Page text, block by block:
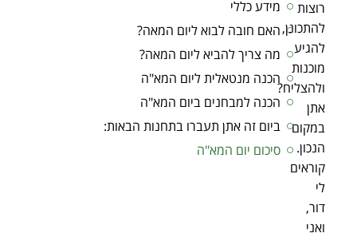
רוצות
להתכונן,
להגיע
מוכנות
ולהצליח?
אתן
במקום
הנכון.
קוראים
לי
דור,
ואני
מידע כללי
האם חובה לבוא ליום המאה?
מה צריך להביא ליום המאה?
הכנה מנטאלית ליום המא"ה
הכנה למבחנים ביום המא"ה
ביום זה אתן תעברו בתחנות הבאות:
סיכום יום המא"ה